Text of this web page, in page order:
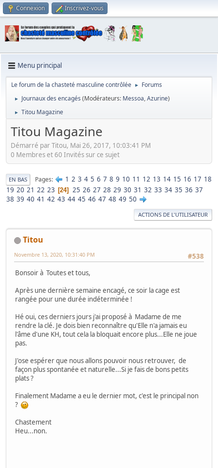
Connexion Inscrivez-vous
Menu principal
Le forum de la chasteté masculine contrôlée ► Forums
► Journaux des encagés (Modérateurs: Messoa,Azurine)
► Titou Magazine
Titou Magazine
Démarré par Titou, Mai 26, 2017, 10:03:41 PM
0 Membres et 60 Invités sur ce sujet
EN BAS Pages 1 2 3 4 5 6 7 8 9 10 11 12 13 14 15 16 17 18
19 20 21 22 23 24 25 26 27 28 29 30 31 32 33 34 35 36 37
38 39 40 41 42 43 44 45 46 47 48 49 50
ACTIONS DE L'UTILISATEUR
Titou
#538
Novembre 13, 2020, 10:31:40 PM
Bonsoir à Toutes et tous,
Après une dernière semaine encagé, ce soir la cage est
rangée pour une durée indéterminée !
Hé oui, ces derniers jours j'ai proposé à Madame de me
rendre la clé. Je dois bien reconnaître qu'Elle n'a jamais eu
l'âme d'une KH, tout cela la bloquait encore plus...Elle ne joue
pas.
J'ose espérer que nous allons pouvoir nous retrouver, de
façon plus spontanée et naturelle...Si je fais de bons petits
plats ?
Finalement Madame a eu le dernier mot, c'est le principal non
?
Chastement
Heu...non.